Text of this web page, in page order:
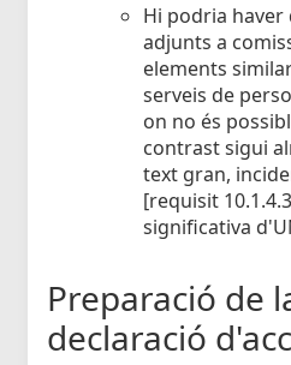
Hi podria
adjunts a
elements
serveis de
on no és
contrast sigui
text gran,
[requisit
significativa
Preparació de
declaració